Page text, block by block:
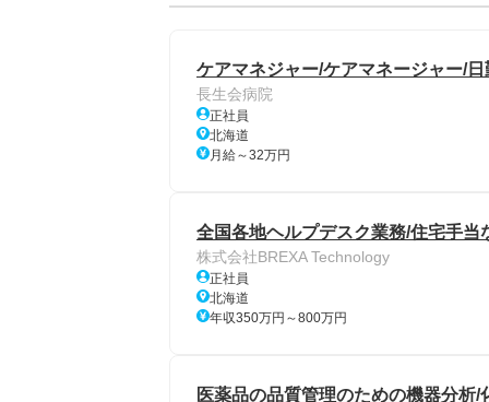
ケアマネジャー/ケアマネージャー/
長生会病院
正社員
北海道
月給～32万円
全国各地ヘルプデスク業務/住宅手当
株式会社BREXA Technology
正社員
北海道
年収350万円～800万円
医薬品の品質管理のための機器分析/